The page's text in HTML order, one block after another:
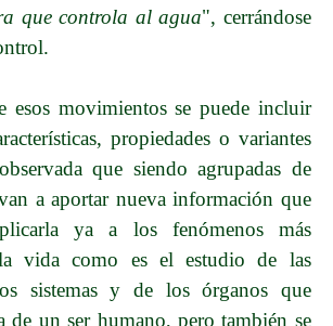
que controla al agua", cerrándose
esos movimientos se puede incluir
propiedades o variantes
que siendo agrupadas de
a aportar nueva información que
ya a los fenómenos más
vida como es el estudio de las
sistemas y de los órganos que
de un ser humano, pero también se